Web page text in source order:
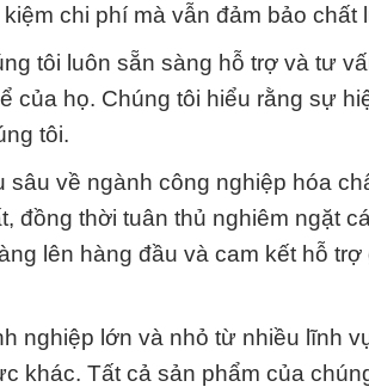
chi phí mà vẫn đảm bảo
tôi luôn sẵn sàng hỗ trợ và tư
của họ. Chúng tôi hiểu rằng sự
tôi.
về ngành công nghiệp hóa
đồng thời tuân thủ nghiêm ngặt
lên hàng đầu và cam kết hỗ
nghiệp lớn và nhỏ từ nhiều lĩnh
khác. Tất cả sản phẩm của